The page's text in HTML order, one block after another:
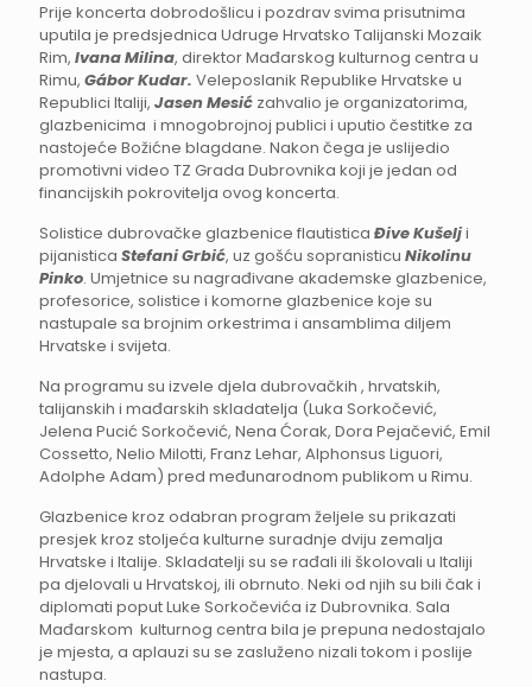
Prije koncerta dobrodošlicu i pozdrav svima prisutnima
uputila je predsjednica Udruge Hrvatsko Talijanski Mozaik
Rim, Ivana Milina, direktor Mađarskog kulturnog centra u
Rimu, Gábor Kudar. Veleposlanik Republike Hrvatske u
Republici Italiji, Jasen Mesić zahvalio je organizatorima,
glazbenicima i mnogobrojnoj publici i uputio čestitke za
nastojeće Božićne blagdane. Nakon čega je uslijedio
promotivni video TZ Grada Dubrovnika koji je jedan od
financijskih pokrovitelja ovog koncerta.
Solistice dubrovačke glazbenice flautistica Đive Kušelji
pijanistica Stefani Grbić, uz gošću sopranisticu Nikolinu
Pinko. Umjetnice su nagrađivane akademske glazbenice,
profesorice, solistice i komorne glazbenice koje su
nastupale sa brojnim orkestrima i ansamblima diljem
Hrvatske i svijeta.
Na programu su izvele djela dubrovačkih , hrvatskih,
talijanskih i mađarskih skladatelja (Luka Sorkočević,
Jelena Pucić Sorkočević, Nena Ćorak, Dora Pejačević, Emil
Cossetto, Nelio Milotti, Franz Lehar, Alphonsus Liguori,
Adolphe Adam) pred međunarodnom publikom u Rimu.
Glazbenice kroz odabran program željele su prikazati
presjek kroz stoljeća kulturne suradnje dviju zemalja
Hrvatske i Italije. Skladatelji su se rađali ili školovali u Italiji
pa djelovali u Hrvatskoj, ili obrnuto. Neki od njih su bili čak i
diplomati poput Luke Sorkočevića iz Dubrovnika. Sala
Mađarskom kulturnog centra bila je prepuna nedostajalo
je mjesta, a aplauzi su se zasluženo nizali tokom i poslije
nastupa.